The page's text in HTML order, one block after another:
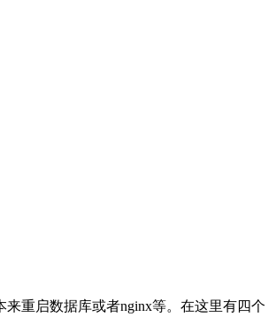
重启数据库或者nginx等。在这里有四个